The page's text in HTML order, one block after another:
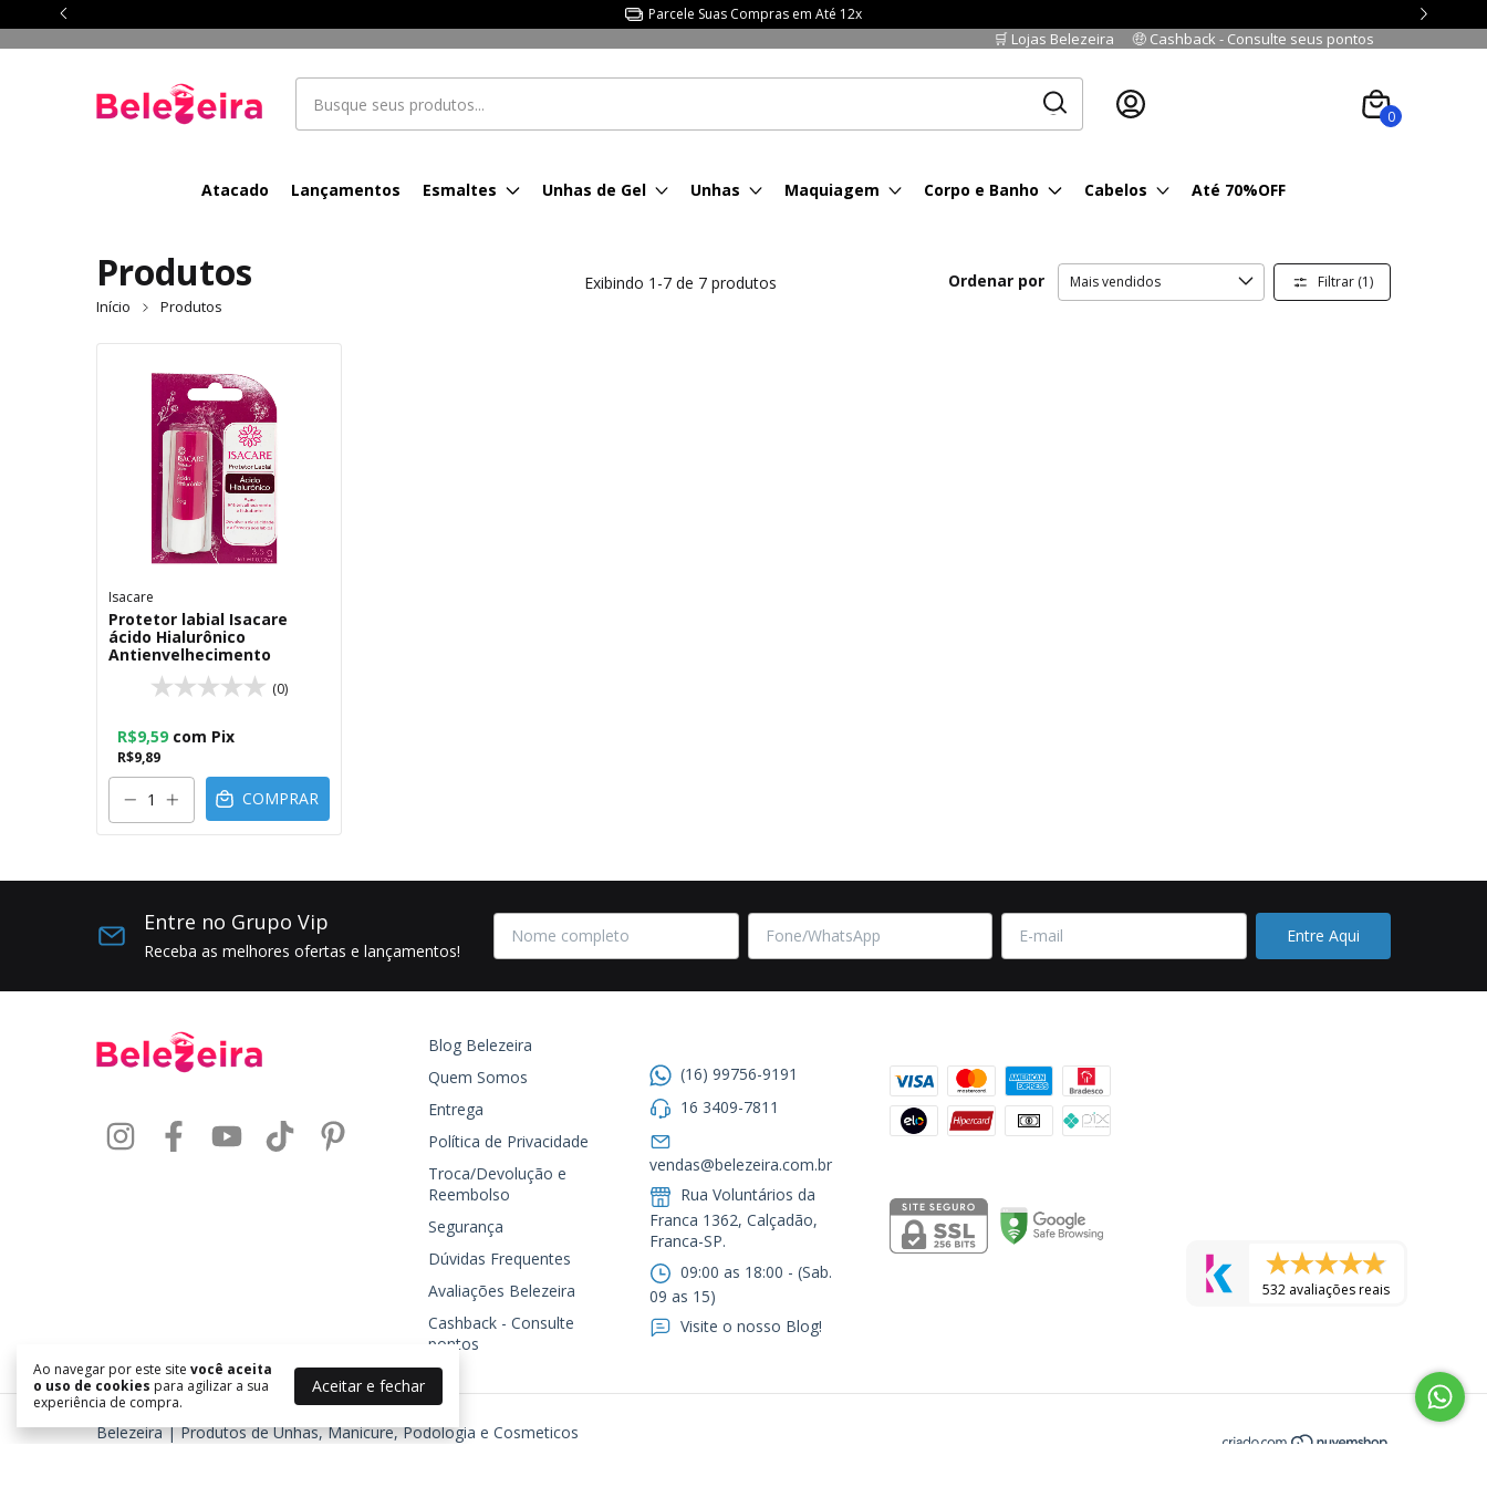
Parcele Suas Compras em Até 12x
🛒 Lojas Belezeira 🤑 Cashback - Consulte seus pontos
0
Atacado Lançamentos Esmaltes Unhas de Gel Unhas Maquiagem Corpo e Banho Cabelos Até 70%OFF
Ao navegar por este site você aceita
o uso de cookies para agilizar a sua
experiência de compra.
Aceitar e fechar
Produtos
Início Produtos
Exibindo 1-7 de 7 produtos Ordenar por Filtrar (1)
Isacare
Protetor labial Isacare
ácido Hialurônico
Antienvelhecimento
(0)
R$9,89
R$9,59 com Pix
COMPRAR
Entre no Grupo Vip
Receba as melhores ofertas e lançamentos!
Blog Belezeira
Quem Somos
Entrega
Política de Privacidade
Troca/Devolução e
Reembolso
Segurança
Dúvidas Frequentes
Avaliações Belezeira
Cashback - Consulte
pontos
(16) 99756-9191
16 3409-7811
vendas@belezeira.com.br
Rua Voluntários da
Franca 1362, Calçadão,
Franca-SP.ㅤㅤㅤㅤㅤㅤㅤㅤㅤㅤㅤ
09:00 as 18:00 - (Sab.
09 as 15)
Visite o nosso Blog!
532 avaliações reais
Belezeira | Produtos de Unhas, Manicure, Podologia e Cosmeticos